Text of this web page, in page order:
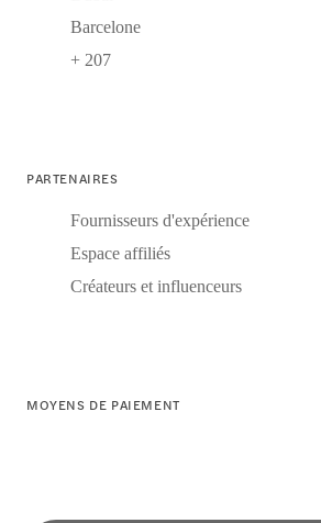
Barcelone
+ 207
PARTENAIRES
Fournisseurs d'expérience
Espace affiliés
Créateurs et influenceurs
MOYENS DE PAIEMENT